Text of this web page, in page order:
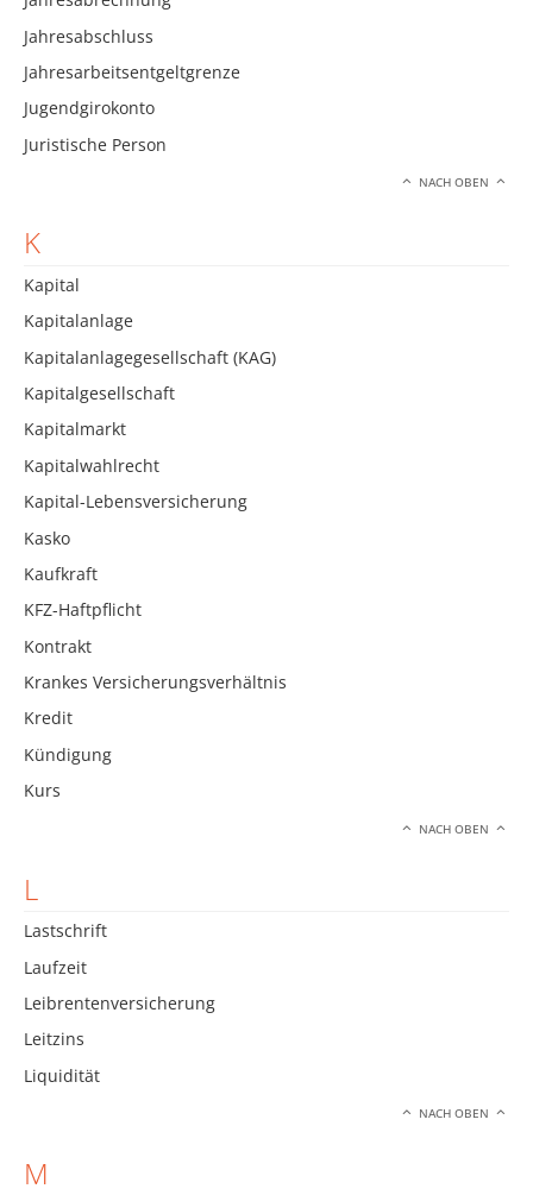
Jahresabschluss
Jahresarbeitsentgeltgrenze
Jugendgirokonto
Juristische Person
NACH OBEN
K
Kapital
Kapitalanlage
Kapitalanlagegesellschaft (KAG)
Kapitalgesellschaft
Kapitalmarkt
Kapitalwahlrecht
Kapital-Lebensversicherung
Kasko
Kaufkraft
KFZ-Haftpflicht
Kontrakt
Krankes Versicherungsverhältnis
Kredit
Kündigung
Kurs
NACH OBEN
L
Lastschrift
Laufzeit
Leibrentenversicherung
Leitzins
Liquidität
NACH OBEN
M